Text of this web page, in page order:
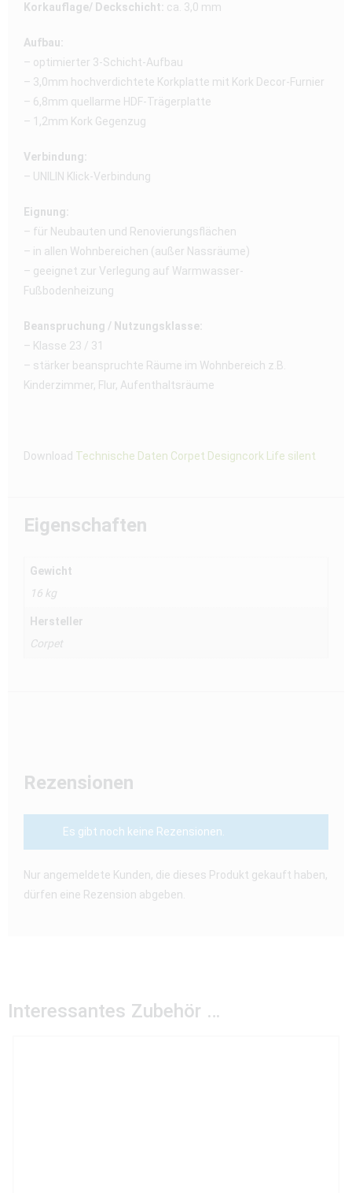
Korkauflage/ Deckschicht: ca. 3,0 mm
Aufbau:
– optimierter 3-Schicht-Aufbau
– 3,0mm hochverdichtete Korkplatte mit Kork Decor-Furnier
– 6,8mm quellarme HDF-Trägerplatte
– 1,2mm Kork Gegenzug
Verbindung:
– UNILIN Klick-Verbindung
Eignung:
– für Neubauten und Renovierungsflächen
– in allen Wohnbereichen (außer Nassräume)
– geeignet zur Verlegung auf Warmwasser-
Fußbodenheizung
Beanspruchung / Nutzungsklasse:
– Klasse 23 / 31
– stärker beanspruchte Räume im Wohnbereich z.B.
Kinderzimmer, Flur, Aufenthaltsräume
Download Technische Daten Corpet Designcork Life silent
Eigenschaften
Gewicht
16 kg
Hersteller
Corpet
Rezensionen
Es gibt noch keine Rezensionen.
Nur angemeldete Kunden, die dieses Produkt gekauft haben,
dürfen eine Rezension abgeben.
Interessantes Zubehör …